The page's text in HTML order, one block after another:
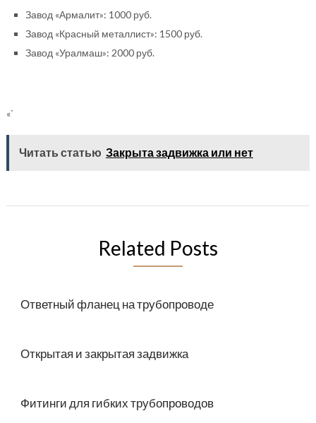
Завод «Армалит»: 1000 руб.
Завод «Красный металлист»: 1500 руб.
Завод «Уралмаш»: 2000 руб.
«`
Читать статью Закрыта задвижка или нет
Related Posts
Ответный фланец на трубопроводе
Открытая и закрытая задвижка
Фитинги для гибких трубопроводов